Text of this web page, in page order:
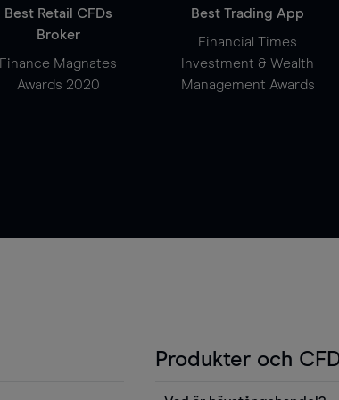
Best Retail CFDs
Broker
Finance Magnates
Awards 2020
Best Trading App
Financial Times
Investment & Wealth
Management Awards
Produkter och